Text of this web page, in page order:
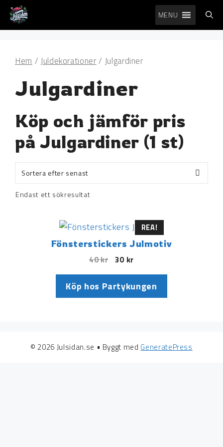
Hoppa
innehåll
MENU
Hem / Juldekorationer / Julgardiner
Julgardiner
Köp och jämför pris
på Julgardiner (1 st)
Endast ett sökresultat
REA!
Fönsterstickers Julmotiv
40kr 30 kr
Köp hos Partykungen
© 2026 Julsidan.se • Byggt med GeneratePress